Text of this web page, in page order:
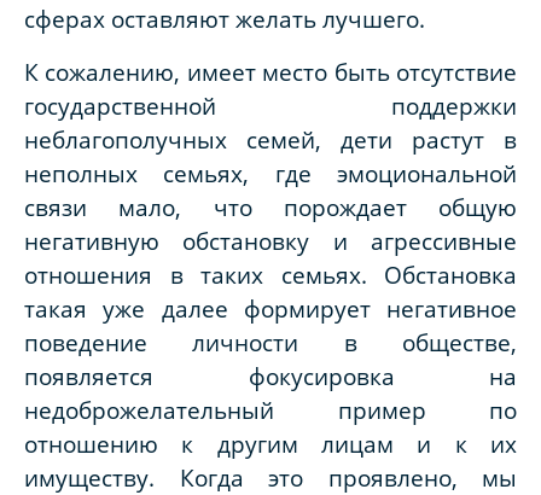
сферах оставляют желать лучшего.
К сожалению, имеет место быть отсутствие
государственной поддержки
неблагополучных семей, дети растут в
неполных семьях, где эмоциональной
связи мало, что порождает общую
негативную обстановку и агрессивные
отношения в таких семьях. Обстановка
такая уже далее формирует негативное
поведение личности в обществе,
появляется фокусировка на
недоброжелательный пример по
отношению к другим лицам и к их
имуществу. Когда это проявлено, мы